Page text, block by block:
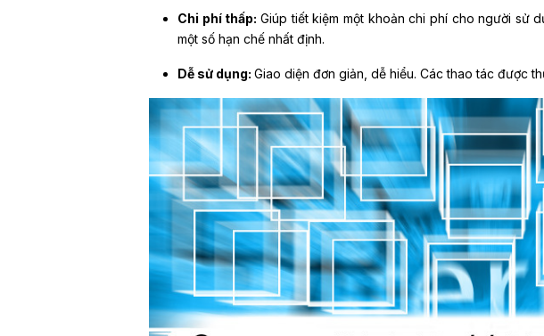
Chi phí thấp: Giúp tiết kiệm một khoản chi phí cho người sử
một số hạn chế nhất định.
Dễ sử dụng: Giao diện đơn giản, dễ hiểu. Các thao tác được